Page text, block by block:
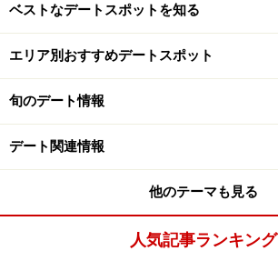
ベストなデートスポットを知る
エリア別おすすめデートスポット
旬のデート情報
デート関連情報
他のテーマも見る
人気記事ランキング